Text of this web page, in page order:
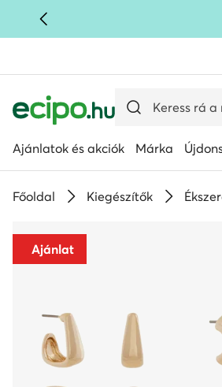
UGRÁS A FŐ TARTALOMRA
Ajánlatok és akciók Márka
Főoldal Kiegészítők
Ajánlat